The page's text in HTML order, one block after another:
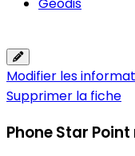
Modifier les
Supprimer la fiche
Phone Star Point